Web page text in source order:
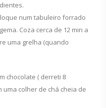
num tabuleiro forrado
Coza cerca de 12 min a
uma grelha (quando
chocolate ( derreti 8
colher de chá cheia de